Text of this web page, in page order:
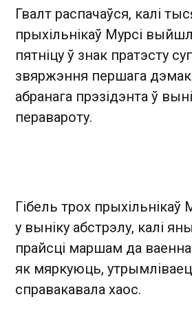
Гвалт распачаўся, калі
прыхільнікаў Мурсі
пятніцу ў знак пратэсту
звяржэння першага
абранага прэзідэнта ў
перавароту.
Гібель трох прыхільнікаў
у выніку абстрэлу, калі
прайсці маршам да
як мяркуюць,
справакавала хаос.